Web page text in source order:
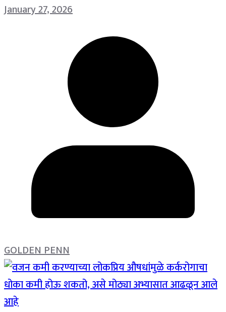
January 27, 2026
GOLDEN PENN